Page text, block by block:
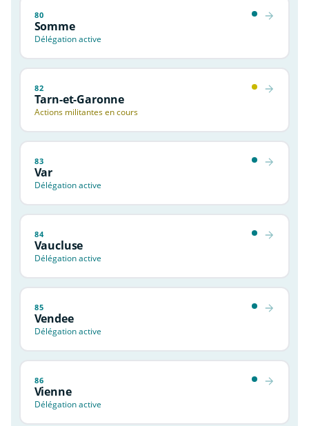
80
Somme
Délégation active
82
Tarn-et-Garonne
Actions militantes en cours
83
Var
Délégation active
84
Vaucluse
Délégation active
85
Vendee
Délégation active
86
Vienne
Délégation active